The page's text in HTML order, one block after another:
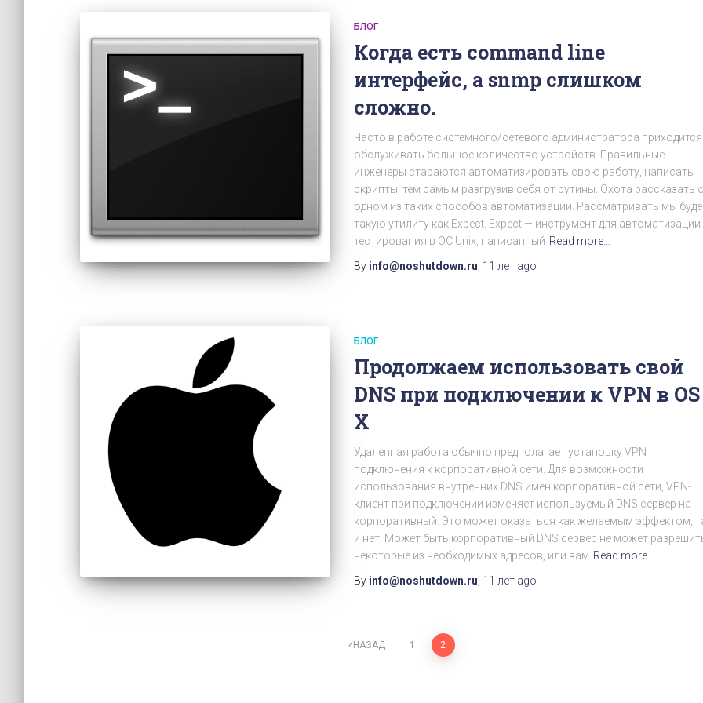
БЛОГ
Когда есть command line
интерфейс, а snmp слишком
сложно.
Часто в работе системного/сетевого администратора приходится
обслуживать большое количество устройств. Правильные
инженеры стараются автоматизировать свою работу, написать
скрипты, тем самым разгрузив себя от рутины. Охота рассказать
одном из таких способов автоматизации. Рассматривать мы
такую утилиту как Expect. Expect — инструмент для автоматизации
тестирования в ОС Unix, написанный Read more…
By info@noshutdown.ru 11 лет ago
БЛОГ
Продолжаем использовать свой
DNS при подключении к VPN в OS
X
Удаленная работа обычно предполагает установку VPN
подключения к корпоративной сети. Для возможности
использования внутренних DNS имен корпоративной сети, VPN-
клиент при подключении изменяет используемый DNS сервер на
корпоративный. Это может оказаться как желаемым эффектом,
и нет. Может быть корпоративный DNS сервер не может
некоторые из необходимых адресов, или вам Read more…
By info@noshutdown.ru 11 лет ago
НАЗАД 1 2